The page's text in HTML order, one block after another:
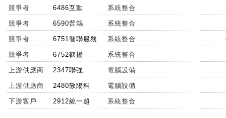
競爭者 6486互動 系統整合
競爭者 6590普鴻 系統整合
競爭者 6751智聯服務 系統整合
競爭者 6752叡揚 系統整合
上游供應商 2347聯強 電腦設備
上游供應商 2480敦陽科 電腦設備
下游客戶 2912統一超 系統整合